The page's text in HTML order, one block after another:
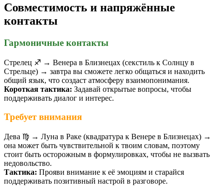
Совместимость и напряжённые
контакты
Гармоничные контакты
Стрелец ♐️ → Венера в Близнецах (секстиль к Солнцу в
Стрельце) → завтра вы сможете легко общаться и находить
общий язык, что создаст атмосферу взаимопонимания.
Короткая тактика: Задавай открытые вопросы, чтобы
поддерживать диалог и интерес.
Требует внимания
Дева ♍️ → Луна в Раке (квадратура к Венере в Близнецах) →
она может быть чувствительной к твоим словам, поэтому
стоит быть осторожным в формулировках, чтобы не вызвать
недовольство.
Тактика: Прояви внимание к её эмоциям и старайся
поддерживать позитивный настрой в разговоре.